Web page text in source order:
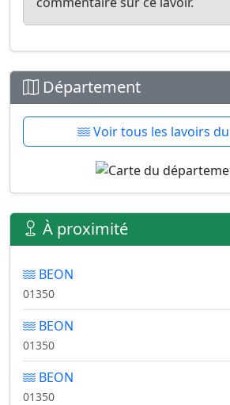
Département
Voir tous les lavoirs
À proximité
BEON
01350
BEON
01350
BEON
01350